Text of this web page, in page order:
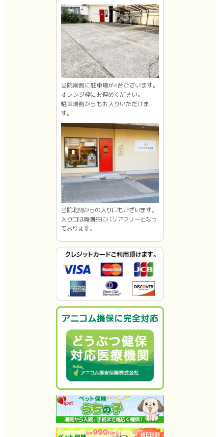
当院南側に駐車場が4台ございます。
オレンジ枠にお停めください。
駐車場側からもお入りいただけま
す。
当院北側からの入り口もございます。
入り口は両側共にバリアフリーとなっ
ております。